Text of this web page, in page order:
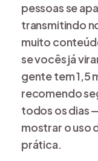
pessoas se
transmitindo
muito
se vocês já
gente tem 1,5
recomendo
todos os dias
mostrar o uso
prática.